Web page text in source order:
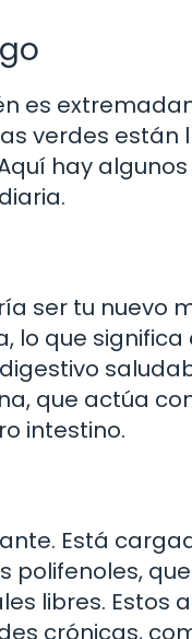
es
verdes están
hay
ser tu nuevo
lo que
que actúa
intestino.
Está
polifenoles,
libres. Estos
crónicas,